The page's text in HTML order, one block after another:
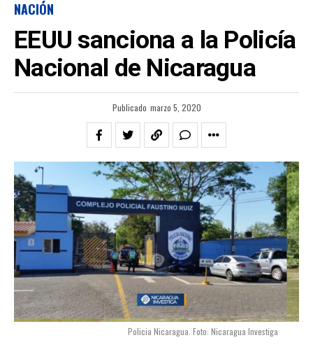
NACIÓN
EEUU sanciona a la Policía
Nacional de Nicaragua
Publicado marzo 5, 2020
Policia Nicaragua. Foto: Nicaragua Investiga